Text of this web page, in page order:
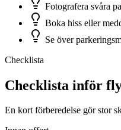
Fotografera svåra
Boka hiss eller
Se över
Checklista
Checklista inför
En kort förberedelse gör stor